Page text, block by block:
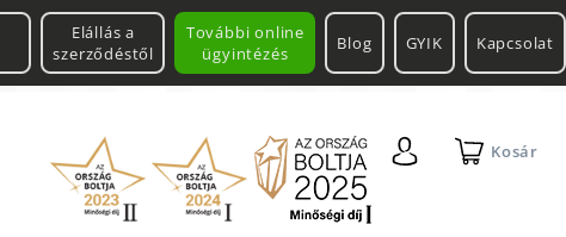
További online
ügyintézés
Elállás a
szerződéstől
Blog GYIK Kapcsolat
Kosár